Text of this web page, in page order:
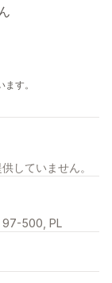
す。
していません。
97-500, PL